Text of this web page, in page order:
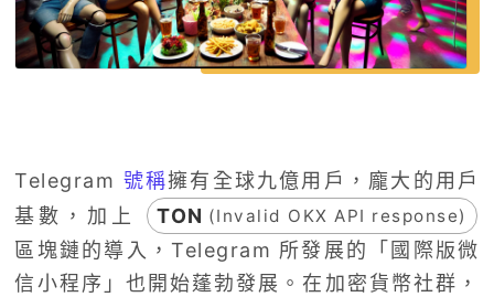
Telegram 號稱擁有全球九億用戶，龐大的用戶
基數，加上
TON (Invalid OKX API response)
區塊鏈的導入，Telegram 所發展的「國際版微
信小程序」也開始蓬勃發展。在加密貨幣社群，